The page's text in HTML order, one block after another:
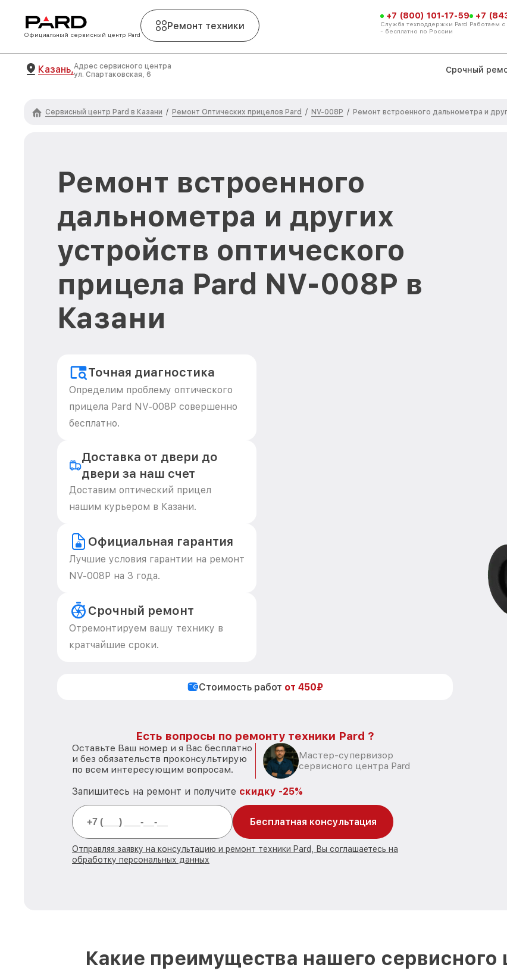
Официальный сервисный центр Pard
Ремонт техники
+7 (800) 101-17-59
Служба техподдержки Pard
- бесплатно по России
+7
Работаем с
Казань,Адрес сервисного центра
ул. Спартаковская, 6
Срочный
Сервисный центр Pard в Казани / Ремонт Оптических прицелов Pard / NV-008P / Ремонт встроенного дальнометра и
Ремонт встроенного
дальнометра и других
устройств оптического
прицела Pard NV-008P в
Казани
Точная диагностика
Определим проблему оптического
прицела Pard NV-008P совершенно
бесплатно.
Доставка от двери до
двери за наш счет
Доставим оптический прицел
нашим курьером в Казани.
Официальная гарантия
Лучшие условия гарантии на ремонт
NV-008P на 3 года.
Срочный ремонт
Отремонтируем вашу технику в
кратчайшие сроки.
Стоимость работ от 450₽
Есть вопросы по ремонту техники Pard ?
Оставьте Ваш номер и я Вас бесплатно
и без обязательств проконсультирую
по всем интересующим вопросам.
Мастер-супервизор
сервисного центра Pard
Запишитесь на ремонт и получите скидку -25%
Бесплатная консультация
Отправляя заявку на консультацию и ремонт техники Pard, Вы соглашаетесь на
обработку персональных данных
Какие преимущества нашего сервисного